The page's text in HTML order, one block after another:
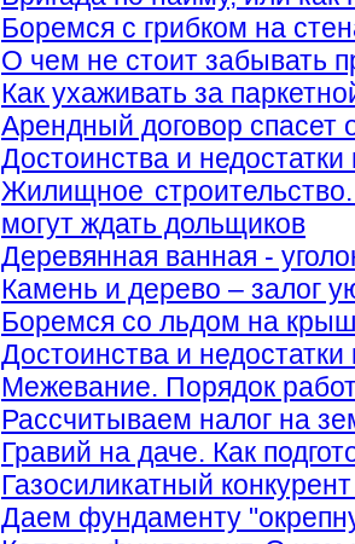
Боремся с грибком на
О чем не стоит забывать
Как ухаживать за
Арендный договор спасет
Достоинства и
Жилищное
могут ждать дольщиков
Деревянная ванная -
Камень и дерево – залог
Боремся со льдом на
Достоинства и
Межевание. Порядок
Рассчитываем налог на
Гравий на даче. Как
Газосиликатный
Даем фундаменту